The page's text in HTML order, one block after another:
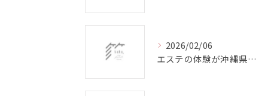
2026/02/06
エステの体験が沖縄県で心と体に癒しをもたらす理由ガイド